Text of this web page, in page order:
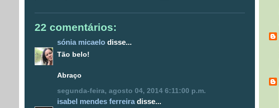
22 comentários:
sónia micaelo disse...
Tão belo!
Abraço
segunda-feira, agosto 04, 2014 6:11:00 p.m.
isabel mendes ferreira disse...